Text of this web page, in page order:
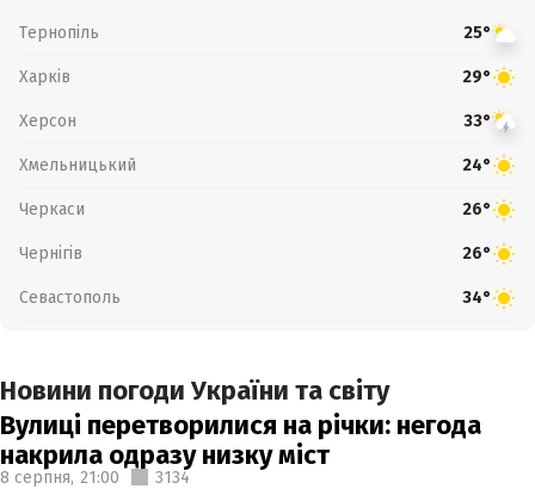
Тернопіль 25°
Харків 29°
Херсон 33°
Хмельницький 24°
Черкаси 26°
Чернігів 26°
Севастополь 34°
Новини погоди України та світу
Вулиці перетворилися на річки: негода
накрила одразу низку міст
8 серпня, 21:00 3134